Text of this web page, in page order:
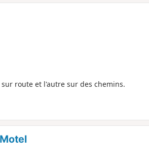
route et l'autre sur des chemins.